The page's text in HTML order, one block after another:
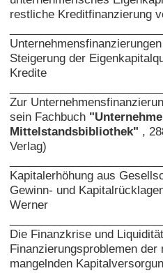
restliche Kreditfinanzierung
Steigerung der
Kredite
Zur
sein Fachbuch
Mittelstandsbibliothek" ,
Verlag)
Kapitalerhöhung aus
Gewinn- und
Werner
Die Finanzkrise und
Finanzierungsproblemen
mangelnden